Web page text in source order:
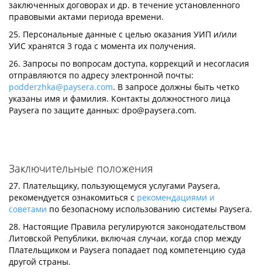
заключенных договорах и др. в течение установленного
правовыми актами периода времени.
25. Персональные данные с целью оказания УИП и/или
УИС хранятся 3 года с момента их получения.
26. Запросы по вопросам доступа, коррекций и несогласия
отправляются по адресу электронной почты:
podderzhka@paysera.com. В запросе должны быть четко
указаны имя и фамилия. Контакты должностного лица
Paysera по защите данных: dpo@paysera.com.
Заключительные положения
27. Плательщику, пользующемуся услугами Paysera,
рекомендуется ознакомиться с рекомендациями и
советами по безопасному использованию системы Paysera.
28. Настоящие Правила регулируются законодательством
Литовской Републики, включая случаи, когда спор между
Плательщиком и Paysera попадает под компетенцию суда
другой страны.